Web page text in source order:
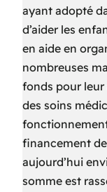
ayant adopté
d’aider les
en aide en
nombreuses
fonds pour
des soins
financement
aujourd’hui
somme est